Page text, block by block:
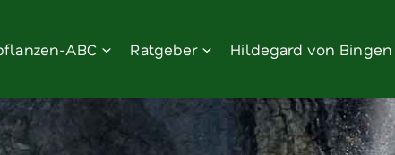
ABC Ratgeber Hildegard von Bingen